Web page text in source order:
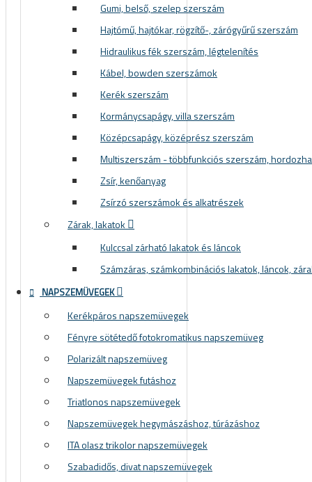
Gumi, belső, szelep szerszám
Hajtómű, hajtókar, rögzítő-, zárógyűrű szerszám
Hidraulikus fék szerszám, légtelenítés
Kábel, bowden szerszámok
Kerék szerszám
Kormánycsapágy, villa szerszám
Középcsapágy, középrész szerszám
Multiszerszám - többfunkciós szerszám,
Zsír, kenőanyag
Zsírzó szerszámok és alkatrészek
Zárak, lakatok
Kulccsal zárható lakatok és láncok
Számzáras, számkombinációs lakatok, láncok,
NAPSZEMÜVEGEK
Kerékpáros napszemüvegek
Fényre sötétedő fotokromatikus napszemüveg
Polarizált napszemüveg
Napszemüvegek futáshoz
Triatlonos napszemüvegek
Napszemüvegek hegymászáshoz, túrázáshoz
ITA olasz trikolor napszemüvegek
Szabadidős, divat napszemüvegek